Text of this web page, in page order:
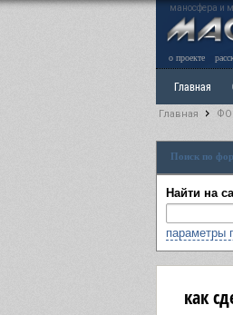
маносфера и
о проекте
Главная
Ветка:
РАЗДЕЛ:
Главная
Поиск по
Найти на
параметры
как